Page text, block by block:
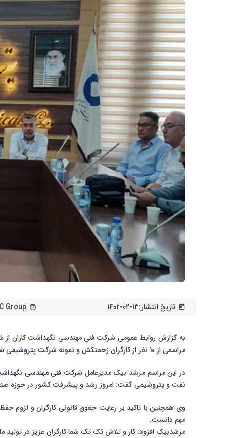
today تاریخ انتشار:۱۴۰۲-۰۲-۱۳ face
Group
به گزارش روابط عمومی شرکت فنی مهندسی نگهداشت کاران از
مراسمی از 10 نفر از کارگران زحمتکش و نمونه
شرکت پتروشیمی
در این مراسم مرشد بیک مدیرعامل شرکت فنی مهندسی
نفت و پتروشیمی گفت: امروز رشد و پیشرفت کشور در حوزه
وی همچنین با تاکید بر رعایت حقوق قانونی کارگران و لزوم
مهم دانست.
مرشدبیک افزود: کار و تلاش تک تک شما کارگران عزیز در